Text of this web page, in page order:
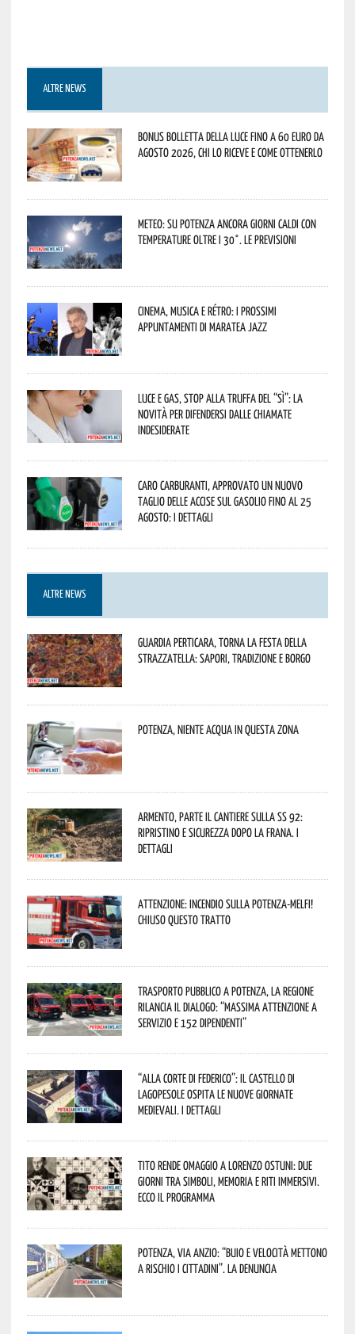
ALTRE NEWS
Bonus bolletta della luce fino a 60 euro da
agosto 2026, chi lo riceve e come ottenerlo
Meteo: su Potenza ancora giorni caldi con
temperature oltre i 30°. Le previsioni
Cinema, musica e rétro: i prossimi
appuntamenti di Maratea Jazz
Luce e gas, stop alla truffa del “Sì”: la
novità per difendersi dalle chiamate
indesiderate
Caro carburanti, approvato un nuovo
taglio delle accise sul gasolio fino al 25
agosto: i dettagli
ALTRE NEWS
Guardia Perticara, torna la Festa della
Strazzatella: sapori, tradizione e borgo
Potenza, niente acqua in questa zona
Armento, parte il cantiere sulla SS 92:
ripristino e sicurezza dopo la frana. I
dettagli
Attenzione: incendio sulla Potenza-Melfi!
Chiuso questo tratto
Trasporto pubblico a Potenza, la Regione
rilancia il dialogo: “Massima attenzione a
servizio e 152 dipendenti”
“Alla corte di Federico”: il Castello di
Lagopesole ospita le nuove Giornate
Medievali. I dettagli
Tito rende omaggio a Lorenzo Ostuni: due
giorni tra simboli, memoria e riti immersivi.
Ecco il programma
Potenza, Via Anzio: “Buio e velocità mettono
a rischio i cittadini”. La denuncia